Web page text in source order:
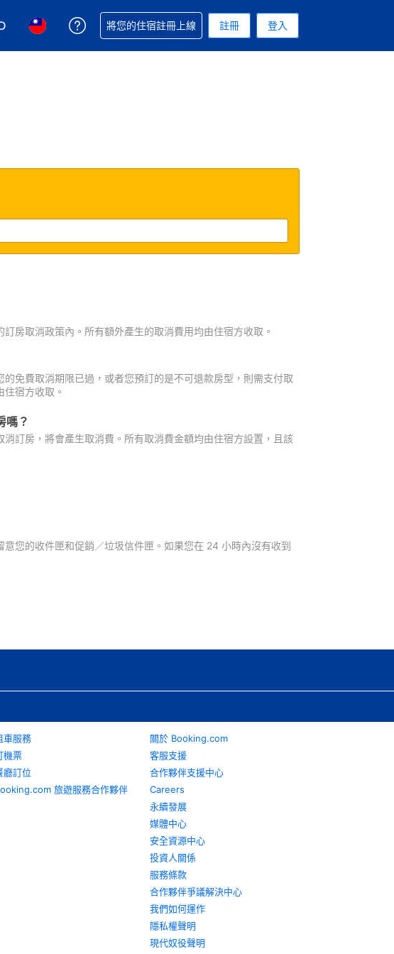
您使用的幣別. 您現在所使用的幣別為新台幣
選擇您使用的語言. 您目前所選的語言是繁體中文
取得訂單相關協助
將您的住宿註冊上線 註冊 登入
房取消政策內。所有額外產生的取消費用均由住宿方收取。
免費取消期限已過，或者您預訂的是不可退款房型，則需支付取
宿方收取。
嗎？
訂房，將會產生取消費。所有取消費金額均由住宿方設置，且該
您的收件匣和促銷／垃圾信件匣。如果您在 24 小時內沒有收到
車服務
機票
廳訂位
旅遊服務合作夥伴
關於 Booking.com
客服支援
合作夥伴支援中心
Careers
永續發展
媒體中心
安全資源中心
投資人關係
服務條款
合作夥伴爭議解決中心
我們如何運作
隱私權聲明
現代奴役聲明